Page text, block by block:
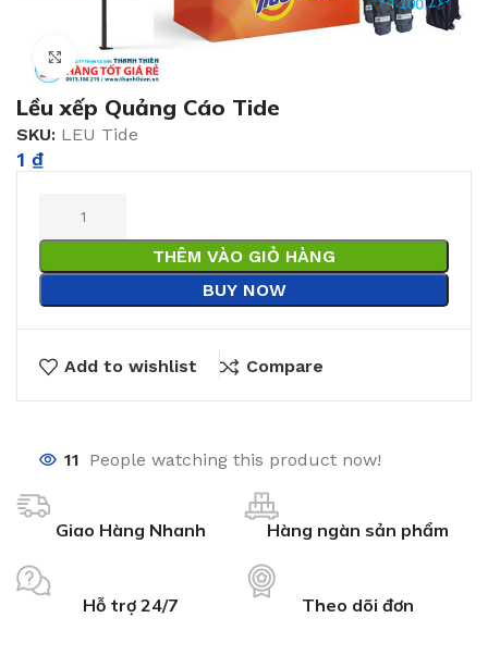
Click to enlarge
Lều xếp Quảng Cáo Tide
SKU: LEU Tide
1 ₫
THÊM VÀO GIỎ HÀNG
BUY NOW
Add to wishlist Compare
11 People watching this product now!
Giao Hàng Nhanh Hàng ngàn sản phẩm
Hỗ trợ 24/7 Theo dõi đơn